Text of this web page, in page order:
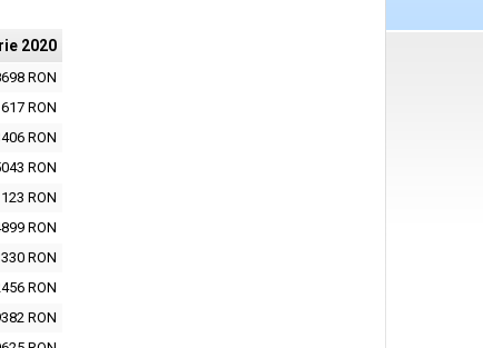
2020
RON
RON
RON
RON
RON
RON
RON
RON
RON